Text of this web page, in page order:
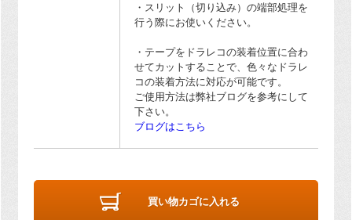
・スリット（切り込み）の端部処理を
行う際にお使いください。
・テープをドラレコの装着位置に合わ
せてカットすることで、色々なドラレ
コの装着方法に対応が可能です。
ご使用方法は弊社ブログを参考にして
下さい。
ブログはこちら
買い物カゴに入れる